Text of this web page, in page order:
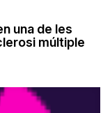
una de les
múltiple